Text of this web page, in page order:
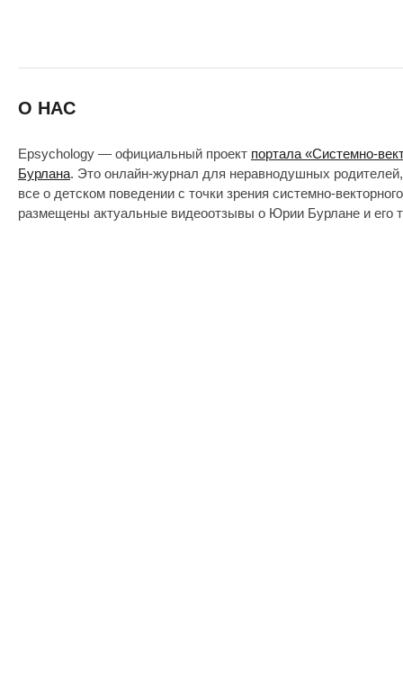
О НАС
Epsychology — официальный проект портала «Системно-
Бурлана. Это онлайн-журнал для неравнодушных
все о детском поведении с точки зрения системно-
размещены актуальные видеоотзывы о Юрии Бурлане и его